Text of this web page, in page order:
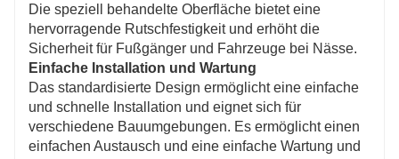
Die speziell behandelte Oberfläche bietet eine
hervorragende Rutschfestigkeit und erhöht die
Sicherheit für Fußgänger und Fahrzeuge bei Nässe.
Einfache Installation und Wartung
Das standardisierte Design ermöglicht eine einfache
und schnelle Installation und eignet sich für
verschiedene Bauumgebungen. Es ermöglicht einen
einfachen Austausch und eine einfache Wartung und